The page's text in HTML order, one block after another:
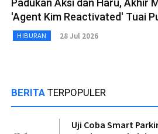
Padukan Aksi dan Haru, Akhir
'Agent Kim Reactivated' Tuai
HIBURAN 28 Jul 2026
BERITA TERPOPULER
Uji Coba Smart